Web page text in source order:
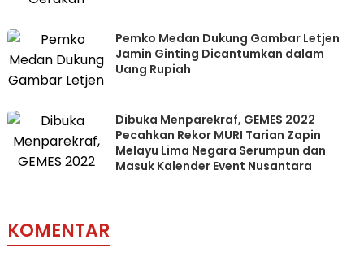
Pemko Medan Dukung Gambar Letjen
Jamin Ginting Dicantumkan dalam
Uang Rupiah
Dibuka Menparekraf, GEMES 2022
Pecahkan Rekor MURI Tarian Zapin
Melayu Lima Negara Serumpun dan
Masuk Kalender Event Nusantara
KOMENTAR